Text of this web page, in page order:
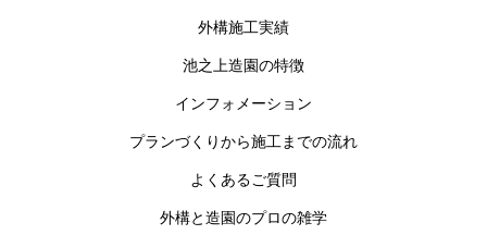
外構施工実績
池之上造園の特徴
インフォメーション
プランづくりから施工までの流れ
よくあるご質問
外構と造園のプロの雑学